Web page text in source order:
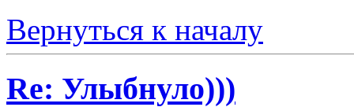
Вернуться к началу
Re: Улыбнуло)))